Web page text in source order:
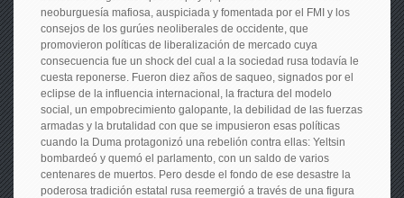
neoburguesía mafiosa, auspiciada y fomentada por el FMI y los
consejos de los gurúes neoliberales de occidente, que
promovieron políticas de liberalización de mercado cuya
consecuencia fue un shock del cual a la sociedad rusa todavía le
cuesta reponerse. Fueron diez años de saqueo, signados por el
eclipse de la influencia internacional, la fractura del modelo
social, un empobrecimiento galopante, la debilidad de las fuerzas
armadas y la brutalidad con que se impusieron esas políticas
cuando la Duma protagonizó una rebelión contra ellas: Yeltsin
bombardeó y quemó el parlamento, con un saldo de varios
centenares de muertos. Pero desde el fondo de ese desastre la
poderosa tradición estatal rusa reemergió a través de una figura